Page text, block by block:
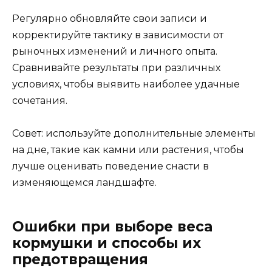
Регулярно обновляйте свои записи и
корректируйте тактику в зависимости от
рыночных изменений и личного опыта.
Сравнивайте результаты при различных
условиях, чтобы выявить наиболее удачные
сочетания.
Совет: используйте дополнительные элементы
на дне, такие как камни или растения, чтобы
лучше оценивать поведение снасти в
изменяющемся ландшафте.
Ошибки при выборе веса
кормушки и способы их
предотвращения